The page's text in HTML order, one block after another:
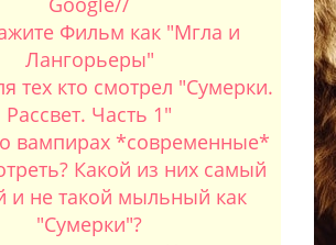
Фильм как "Мгла и
Лангорьеры"
тех кто смотрел "Сумерки.
Рассвет. Часть 1"
вампирах *современные*
Какой из них самый
и не такой мыльный как
"Сумерки"?